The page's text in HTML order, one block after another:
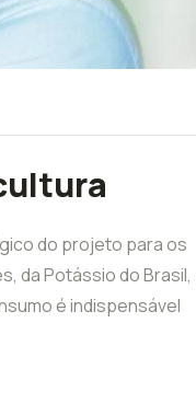
do projeto para os
da Potássio do Brasil,
é indispensável